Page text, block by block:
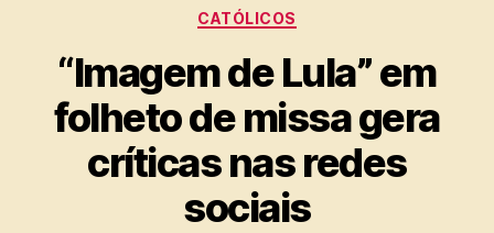
Categorias
CATÓLICOS
“Imagem de Lula” em
folheto de missa gera
críticas nas redes
sociais